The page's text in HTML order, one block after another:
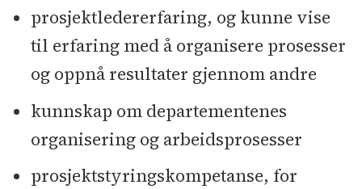
prosjektledererfaring, og kunne vise
til erfaring med å organisere prosesser
og oppnå resultater gjennom andre
kunnskap om departementenes
organisering og arbeidsprosesser
prosjektstyringskompetanse, for